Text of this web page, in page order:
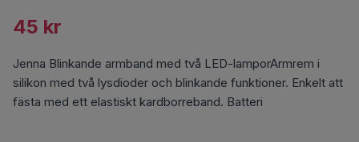
45 kr
Jenna Blinkande armband med två LED-lamporArmrem i
silikon med två lysdioder och blinkande funktioner. Enkelt att
fästa med ett elastiskt kardborreband. Batteri